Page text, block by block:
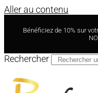
Aller au contenu
Bénéficiez de 10% sur
Rechercher